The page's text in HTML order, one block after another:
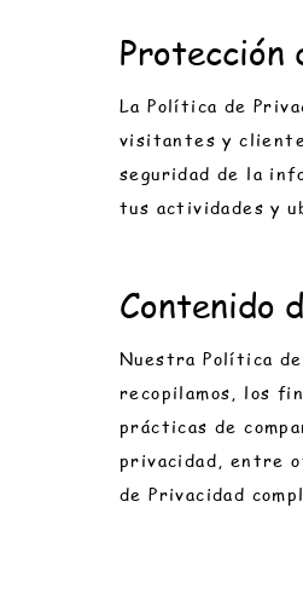
Protección
La Política de
visitantes y
seguridad de la
tus actividades y
Contenido
Nuestra Política
recopilamos, los
prácticas de
privacidad, entre
de Privacidad